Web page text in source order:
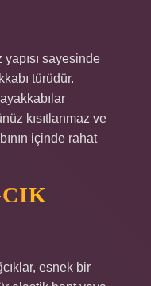
yapısı sayesinde
türüdür.
kısıtlanmaz ve
içinde rahat
esnek bir